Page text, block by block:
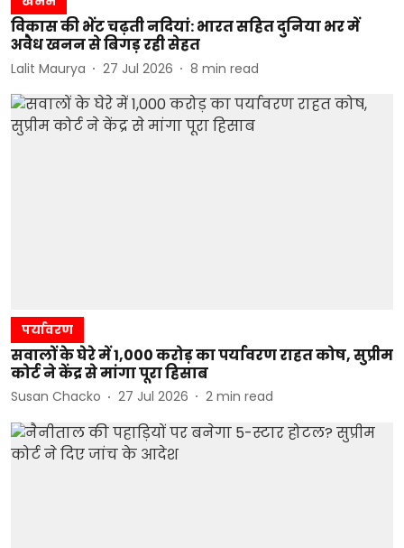
विकास की भेंट चढ़ती नदियां: भारत सहित दुनिया भर में
अवैध खनन से बिगड़ रही सेहत
Lalit Maurya 27 Jul 2026 8 min read
पर्यावरण
सवालों के घेरे में 1,000 करोड़ का पर्यावरण राहत कोष, सुप्रीम
कोर्ट ने केंद्र से मांगा पूरा हिसाब
Susan Chacko 27 Jul 2026 2 min read